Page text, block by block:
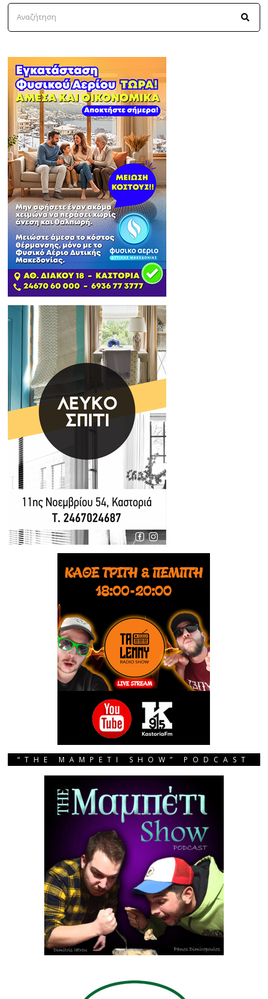
“THE MAMPETI SHOW” PODCAST